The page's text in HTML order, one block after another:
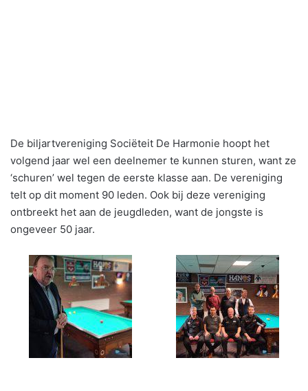
De biljartvereniging Sociëteit De Harmonie hoopt het
volgend jaar wel een deelnemer te kunnen sturen, want ze
‘schuren’ wel tegen de eerste klasse aan. De vereniging
telt op dit moment 90 leden. Ook bij deze vereniging
ontbreekt het aan de jeugdleden, want de jongste is
ongeveer 50 jaar.